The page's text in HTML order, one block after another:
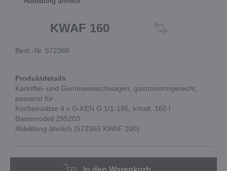
KWAF 160
Best.-Nr. 572366
Produktdetails
Kartoffel- und Gemüsewaschwagen, gastronormgerecht,
passend für
Kocheinsätze 4 x G-KEN G 1/1-195, Inhalt: 160 l
Basismodell 295203
Abbildung ähnlich (572365 KWAF 100)